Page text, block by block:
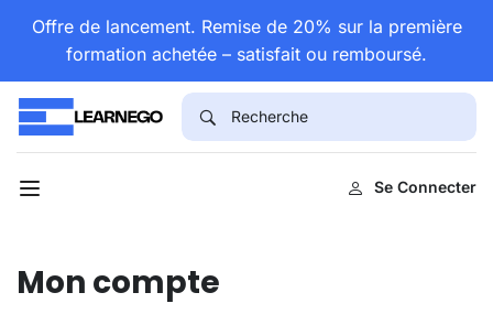
Offre de lancement. Remise de 20% sur la première
formation achetée – satisfait ou remboursé.
Se Connecter
Mon compte